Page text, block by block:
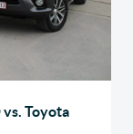
Toyota